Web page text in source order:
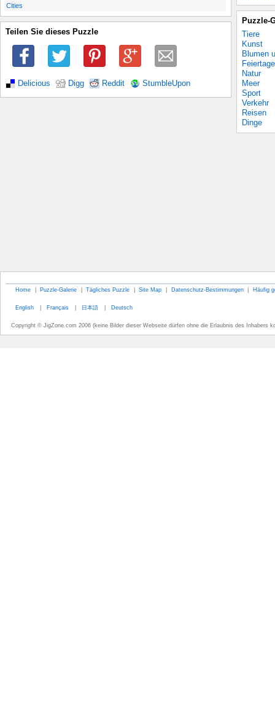
Cities
Teilen Sie dieses Puzzle
Delicious Digg Reddit StumbleUpon
Puzzle-
Tiere
Kunst
Blumen
Feiertage
Natur
Meer
Sport
Verkehr
Reisen
Dinge
Home | Puzzle-Galerie | Tägliches Puzzle | Site Map | Datenschutz-Bestimmungen | Häufig
English | Français | 日本語 | Deutsch
Copyright © JigZone.com 2006 (keine Bilder dieser Webseite dürfen ohne die Erlaubnis des Inhabers